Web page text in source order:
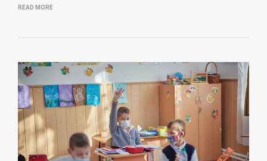
READ MORE